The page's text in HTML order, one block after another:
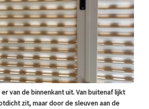
van de binnenkant uit. Van buitenaf lijkt
zit, maar door de sleuven aan de